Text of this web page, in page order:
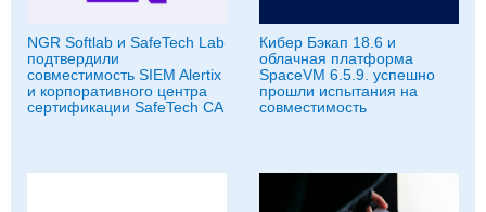
NGR Softlab и SafeTech Lab
подтвердили
совместимость SIEM Alertix
и корпоративного центра
сертификации SafeTech CA
Кибер Бэкап 18.6 и
облачная платформа
SpaceVM 6.5.9. успешно
прошли испытания на
совместимость